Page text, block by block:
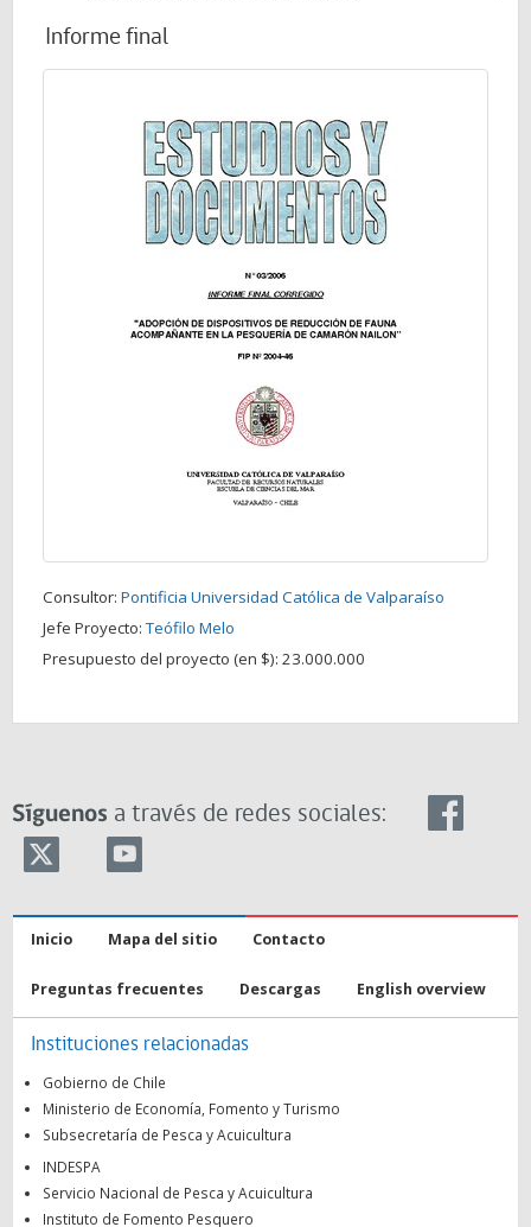
Informe final
Consultor: Pontificia Universidad Católica de Valparaíso
Jefe Proyecto:Teófilo Melo
Presupuesto del proyecto (en $): 23.000.000
Síguenos a través de redes sociales:
Inicio Mapa del sitio Contacto
Preguntas frecuentes Descargas English overview
Instituciones relacionadas
Gobierno de Chile
Ministerio de Economía, Fomento y Turismo
Subsecretaría de Pesca y Acuicultura
INDESPA
Servicio Nacional de Pesca y Acuicultura
Instituto de Fomento Pesquero